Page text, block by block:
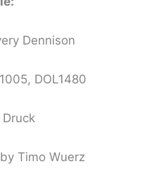
Dennison
DOL1480
Druck
Timo Wuerz